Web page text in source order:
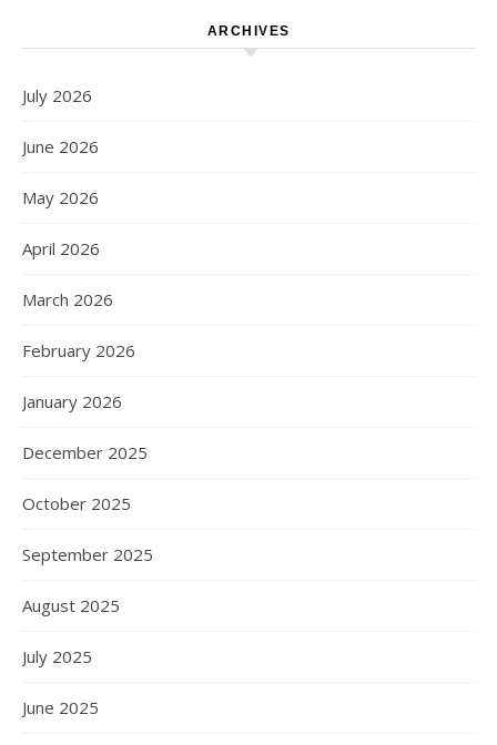
ARCHIVES
July 2026
June 2026
May 2026
April 2026
March 2026
February 2026
January 2026
December 2025
October 2025
September 2025
August 2025
July 2025
June 2025